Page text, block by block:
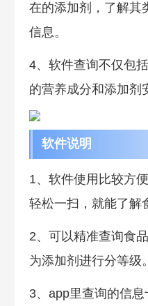
在的添加剂，了解其
信息。
4、软件查询不仅包
的营养成分和添加剂
软件说明
1、软件使用比较方
轻松一扫，就能了解
2、可以精准查询食
为添加剂进行分等级。
3、app里查询的信